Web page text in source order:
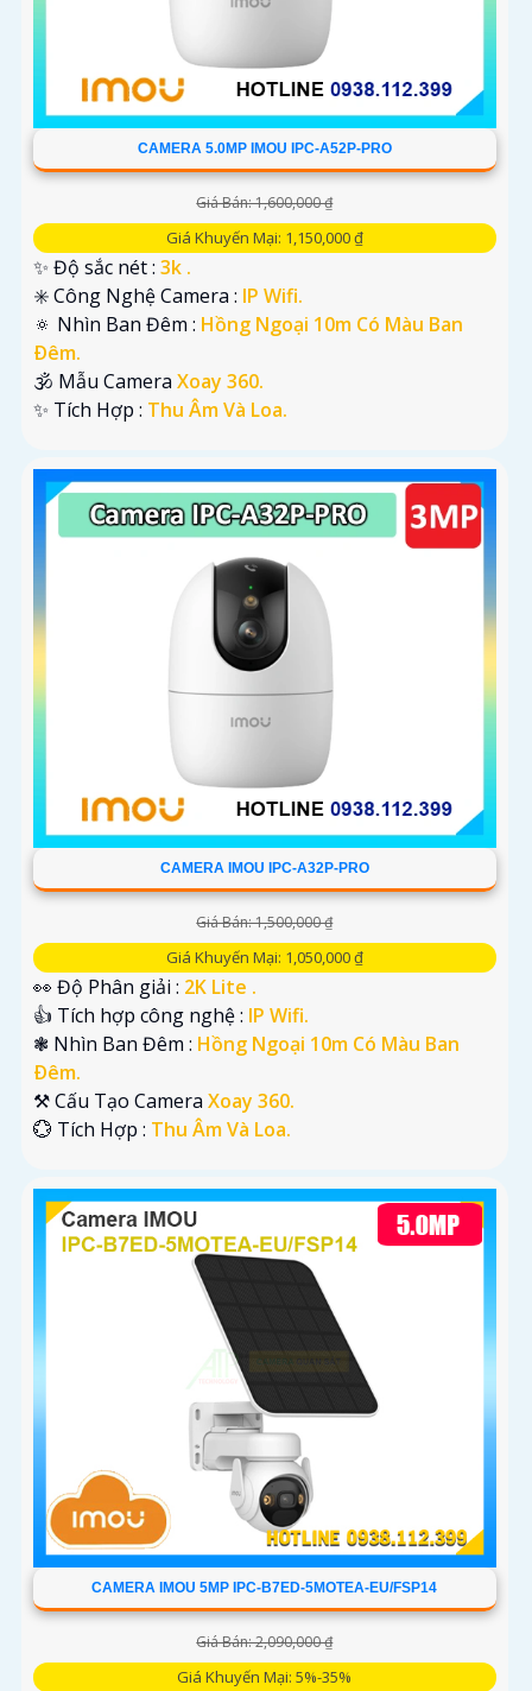
CAMERA 5.0MP IMOU IPC-A52P-PRO
Giá Bán: 1,600,000 ₫
Giá Khuyến Mại: 1,150,000 ₫
✨ Độ sắc nét : 3k .
✳️ Công Nghệ Camera : IP Wifi.
🔅 Nhìn Ban Đêm : Hồng Ngoại 10m Có Màu Ban
Ðêm.
🕉️ Mẫu Camera Xoay 360.
️✨ Tích Hợp : Thu Âm Và Loa.
CAMERA IMOU IPC-A32P-PRO
Giá Bán: 1,500,000 ₫
Giá Khuyến Mại: 1,050,000 ₫
👀 Độ Phân giải : 2K Lite .
👍 Tích hợp công nghệ : IP Wifi.
❃ Nhìn Ban Đêm : Hồng Ngoại 10m Có Màu Ban
Ðêm.
⚒ Cấu Tạo Camera Xoay 360.
️💮 Tích Hợp : Thu Âm Và Loa.
CAMERA IMOU 5MP IPC-B7ED-5MOTEA-EU/FSP14
Giá Bán: 2,090,000 ₫
Giá Khuyến Mại: 5%-35%